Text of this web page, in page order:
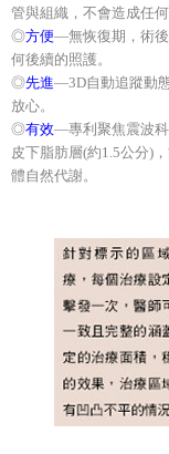
管與組織，不會造成任
◎方便—無恢復期，術
何後續的照護。
◎先進—3D自動追蹤動
放心。
◎有效—專利聚焦震波科
皮下脂肪層(約1.5公分)
體自然代謝。